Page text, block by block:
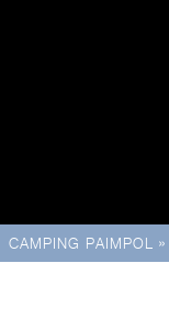
CAMPING PAIMPOL »